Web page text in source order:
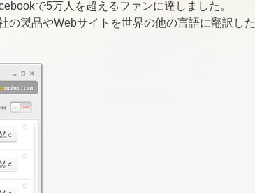
で5万人を超えるファンに達しました。
の製品やWebサイトを世界の他の言語に翻訳した